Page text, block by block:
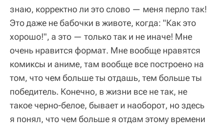
знаю, корректно ли это слово — меня перло так!
Это даже не бабочки в животе, когда: "Как это
хорошо!", а это — только так и не иначе! Мне
очень нравится формат. Мне вообще нравятся
комиксы и аниме, там вообще все построено на
том, что чем больше ты отдашь, тем больше ты
победитель. Конечно, в жизни все не так, не
такое черно-белое, бывает и наоборот, но здесь
я понял, что чем больше я отдам этому времени